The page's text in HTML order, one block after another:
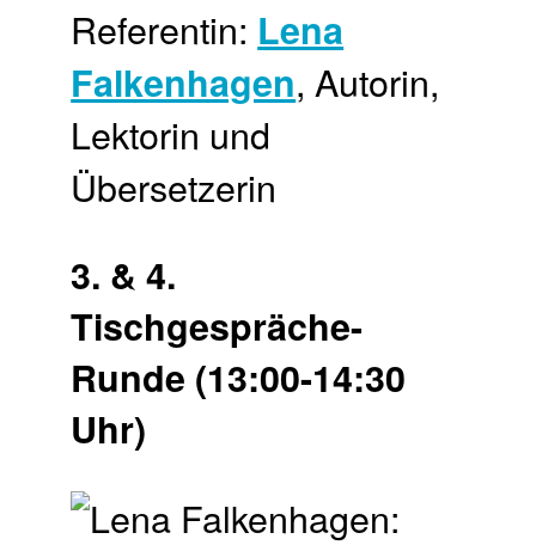
Referentin: Lena
Falkenhagen, Autorin,
Lektorin und
Übersetzerin
3. & 4.
Tischgespräche-
Runde (13:00-14:30
Uhr)